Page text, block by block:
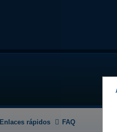
Enlaces rápidos FAQ